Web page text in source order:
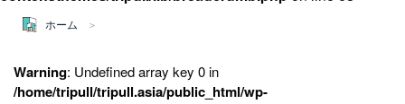
ホーム
Warning: Undefined array key 0 in
/home/tripull/tripull.asia/public_html/wp-